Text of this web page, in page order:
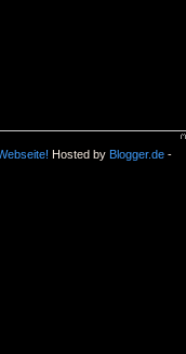
Hosted by Blogger.de-